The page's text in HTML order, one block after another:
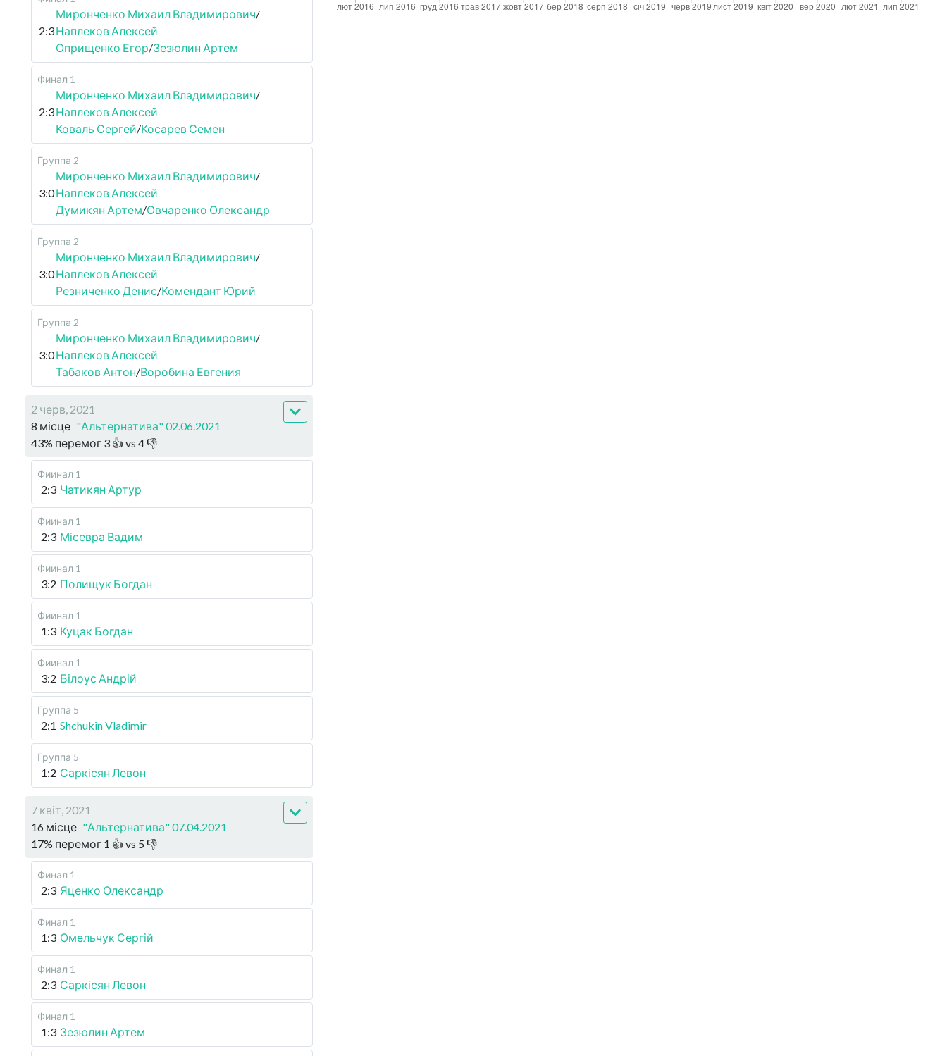
2:3
Миронченко Михаил Владимирович/
Наплеков Алексей
Оприщенко Егор/Зезюлин Артем
Финал 1
2:3
Миронченко Михаил Владимирович/
Наплеков Алексей
Коваль Сергей/Косарев Семен
Группа 2
3:0
Миронченко Михаил Владимирович/
Наплеков Алексей
Думикян Артем/Овчаренко Олександр
Группа 2
3:0
Миронченко Михаил Владимирович/
Наплеков Алексей
Резниченко Денис/Комендант Юрий
Группа 2
3:0
Миронченко Михаил Владимирович/
Наплеков Алексей
Табаков Антон/Воробина Евгения
2 черв, 2021
8 місце "Альтернатива" 02.06.2021
43% перемог 3 👍 vs 4👎
Фиинал 1
2:3 Чатикян Артур
Фиинал 1
2:3 Місевра Вадим
Фиинал 1
3:2 Полищук Богдан
Фиинал 1
1:3 Куцак Богдан
Фиинал 1
3:2 Білоус Андрій
Группа 5
2:1 Shchukin Vladimir
Группа 5
1:2 Саркісян Левон
7 квіт, 2021
16 місце "Альтернатива" 07.04.2021
17% перемог 1 👍 vs 5 👎
Финал 1
2:3 Яценко Олександр
Финал 1
1:3 Омельчук Сергій
Финал 1
2:3 Саркісян Левон
Финал 1
1:3 Зезюлин Артем